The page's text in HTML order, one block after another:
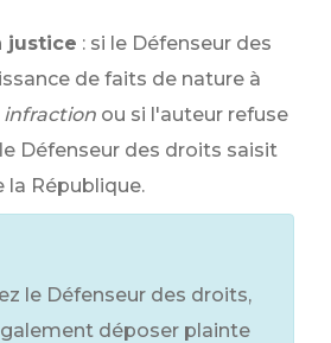
justice : si le Défenseur des
de faits de nature à
infraction ou si l'auteur refuse
Défenseur des droits saisit
la République.
le Défenseur des droits,
déposer plainte